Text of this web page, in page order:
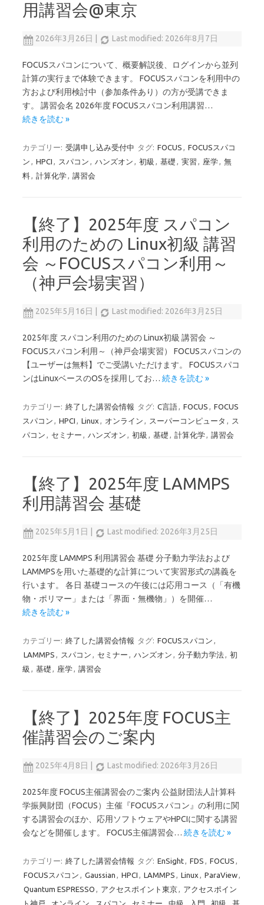
用講習会@東京
2026年3月26日 Last modified: 2026年8月7日
FOCUSスパコンについて、概要解説後、ログインから並列
計算の実行まで体験できます。 FOCUSスパコンを利用中の
方および利用検討中（参加条件あり）の方が受講できま
す。 講習会名 2026年度 FOCUSスパコン利用講習…
続きを読む »
カテゴリー: 受講申し込み受付中 タグ: FOCUS , FOCUSスパコ
ン , HPCI , スパコン , ハンズオン , 初級 , 基礎 , 実習 , 座学, 無
料, 計算化学, 講習会
【終了】2025年度 スパコン
利用のための Linux初級 講習
会 ～FOCUSスパコン利用～
（神戸会場実習）
2025年5月16日 Last modified: 2026年3月25日
2025年度 スパコン利用のための Linux初級 講習会 ～
FOCUSスパコン利用～（神戸会場実習） FOCUSスパコンの
【ユーザーは無料】でご受講いただけます。 FOCUSスパコ
ンはLinuxベースのOSを採用してお… 続きを読む »
カテゴリー: 終了した講習会情報 タグ: C言語, FOCUS , FOCUS
スパコン , HPCI , Linux , オンライン , スーパーコンピュータ , ス
パコン , セミナー , ハンズオン , 初級 , 基礎 , 計算化学, 講習会
【終了】2025年度 LAMMPS
利用講習会 基礎
2025年5月1日 Last modified: 2026年3月25日
2025年度 LAMMPS 利用講習会 基礎 分子動力学法および
LAMMPSを用いた基礎的な計算について実習形式の講義を
行います。 各日 基礎コースの午後には応用コース（「有機
物・ポリマー」または「界面・無機物」）を開催…
続きを読む »
カテゴリー: 終了した講習会情報 タグ: FOCUSスパコン ,
LAMMPS , スパコン , セミナー , ハンズオン , 分子動力学法, 初
級 , 基礎 , 座学, 講習会
【終了】2025年度 FOCUS主
催講習会のご案内
2025年4月8日 Last modified: 2026年3月26日
2025年度 FOCUS主催講習会のご案内 公益財団法人計算科
学振興財団（FOCUS）主催『FOCUSスパコン』の利用に関
する講習会のほか、応用ソフトウェアやHPCIに関する講習
会などを開催します。 FOCUS主催講習会… 続きを読む »
カテゴリー: 終了した講習会情報 タグ: EnSight, FDS , FOCUS ,
FOCUSスパコン , Gaussian , HPCI , LAMMPS , Linux , ParaView,
Quantum ESPRESSO , アクセスポイント東京, アクセスポイン
ト神戸
オンライン スパコン セミナー 中級 入門 初級 基